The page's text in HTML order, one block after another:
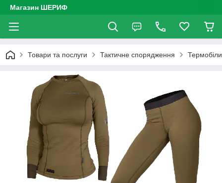
Магазин ШЕРИФ
Товари та послуги Тактичне спорядження